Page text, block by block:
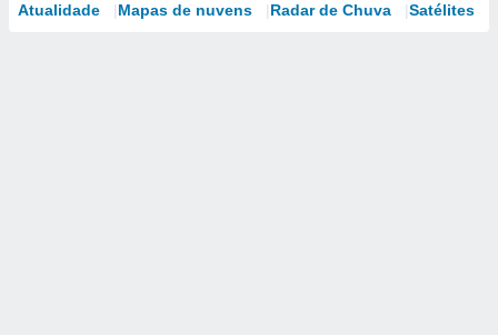
Atualidade Mapas de nuvens Radar de Chuva Satélites